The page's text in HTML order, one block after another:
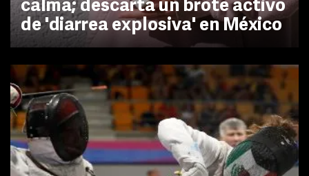
calma; descarta un brote activo
de 'diarrea explosiva' en México